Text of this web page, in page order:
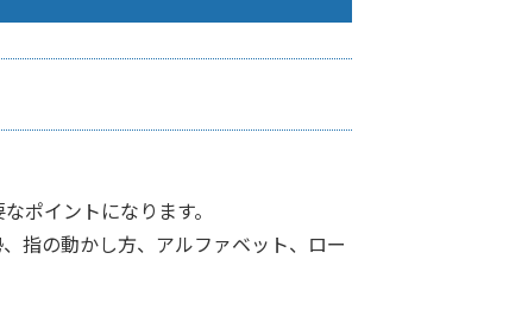
ポイントになります。
指の動かし方、アルファベット、ロー